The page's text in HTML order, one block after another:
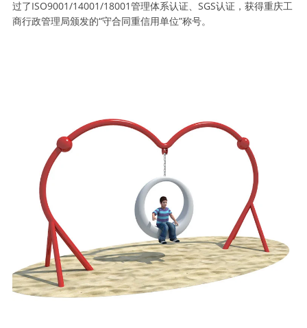
过了ISO9001/14001/18001管理体系认证、SGS认证，获得重庆工
商行政管理局颁发的“守合同重信用单位”称号。